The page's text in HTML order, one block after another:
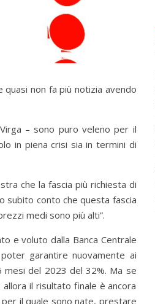
quasi non fa più notizia avendo
– sono puro veleno per il
in piena crisi sia in termini di
che la fascia più richiesta di
subito conto che questa fascia
medi sono più alti”.
e voluto dalla Banca Centrale
garantire nuovamente ai
del 2023 del 32%. Ma se
il risultato finale è ancora
il quale sono nate, prestare